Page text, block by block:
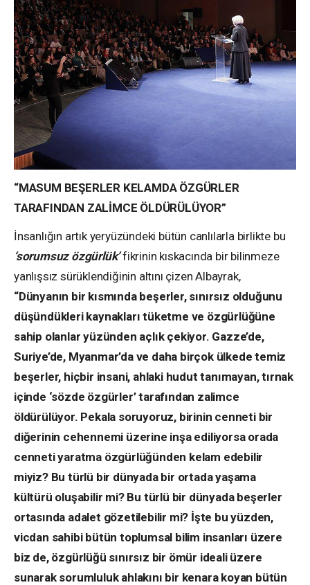
“MASUM BEŞERLER KELAMDA ÖZGÜRLER
TARAFINDAN ZALİMCE ÖLDÜRÜLÜYOR”
İnsanlığın artık yeryüzündeki bütün canlılarla birlikte bu
‘sorumsuz özgürlük’fikrinin kıskacında bir bilinmeze
yanlışsız sürüklendiğinin altını çizen Albayrak,
“Dünyanın bir kısmında beşerler, sınırsız olduğunu
düşündükleri kaynakları tüketme ve özgürlüğüne
sahip olanlar yüzünden açlık çekiyor. Gazze’de,
Suriye’de, Myanmar’da ve daha birçok ülkede temiz
beşerler, hiçbir insani, ahlaki hudut tanımayan, tırnak
içinde ‘sözde özgürler’ tarafından zalimce
öldürülüyor. Pekala soruyoruz, birinin cenneti bir
diğerinin cehennemi üzerine inşa ediliyorsa orada
cenneti yaratma özgürlüğünden kelam edebilir
miyiz? Bu türlü bir dünyada bir ortada yaşama
kültürü oluşabilir mi? Bu türlü bir dünyada beşerler
ortasında adalet gözetilebilir mi? İşte bu yüzden,
vicdan sahibi bütün toplumsal bilim insanları üzere
biz de, özgürlüğü sınırsız bir ömür ideali üzere
sunarak sorumluluk ahlakını bir kenara koyan bütün